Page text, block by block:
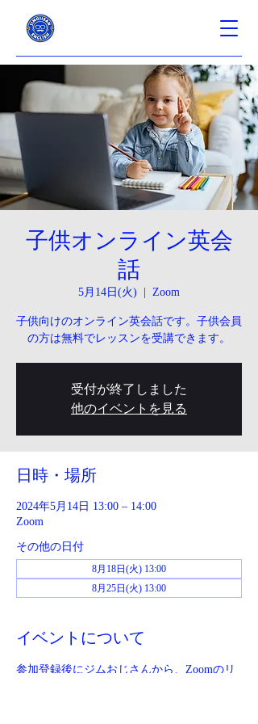
子供オンライン英会
話
5月14日(火) Zoom
子供向けのオンライン英会話です。子供会員
の方は無料でレッスンを受講できます。
受付が終了しました
他のイベントを見る
日時・場所
2024年5月14日 13:00 – 14:00
Zoom
その他の日付
8月18日(火) 13:00
8月25日(火) 13:00
イベントについて
参加登録後にジムおじさんから、Zoomのリ